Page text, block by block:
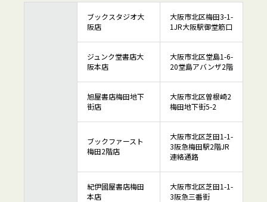
ブックスタジオ大
阪店
大阪市北区梅田3-1-
1JR大阪駅御堂筋口
ジュンク堂書店大
阪本店
大阪市北区堂島1-6-
20堂島アバンザ2階
旭屋書店梅田地下
街店
大阪市北区曽根崎2
梅田地下街5-2
ブックファースト
梅田2階店
大阪市北区芝田1-1-
3阪急梅田駅2階JR
連絡通路
紀伊國屋書店梅田
本店
大阪市北区芝田1-1-
3阪急三番街